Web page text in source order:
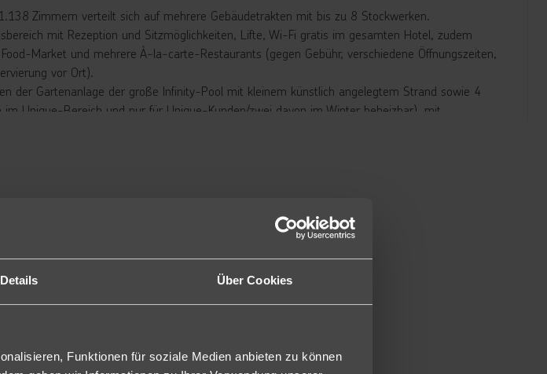
Details Über Cookies
Funktionen für soziale Medien anbieten zu können
Zimmern verteilt sich auf mehrere Gebäudetrakten mit bis zu 8 Stockwerken.
mit Rezeption und Sitzmöglichkeiten, Lifte, Wi-Fi gratis im gesamten Hotel, zudem
Market und mehrere À-la-carte-Restaurants (gegen Gebühr, verschiedene Öffnungszeiten,
vor Ort).
der Gartenanlage der große Infinity-Pool mit kleinem künstlich angelegtem Strand sowie 4
Unique-Bereich und nur für Unique-Kunden/zwei davon im Winter beheizbar), mit
gegen Gebühr), Wasserkocher, Safe gratis, Badezimmer mit Dusche/WC, Bademantel und
oder Terrasse mit Straßen-/oder Bergblick (DD2).
Kundenwunsch möglich).
Typ X (DXI) bei gleicher Ausstattung, als begrenztes Kontingent und zum speziellen Preis
XEI) bei gleicher Ausstattung, als begrenztes Kontingent und zum speziellen Preis buchbar.
1.11.26): Gleich ausgestattet wie die Doppelzimmer Deluxe jedoch im Erdgeschoss zum Pool